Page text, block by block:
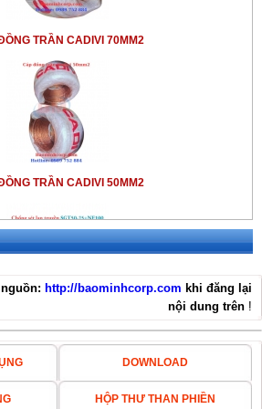
hóa
TRẦN CADIVI 70MM2
TRẦN CADIVI 50MM2
SÉT LPI SGT50-25+NE100
http://baominhcorp.com khi đăng lại
nội dung trên !
DOWNLOAD
HỘP THƯ THAN PHIỀN